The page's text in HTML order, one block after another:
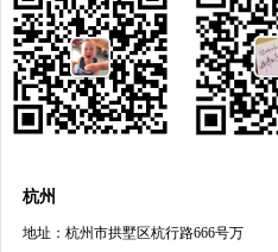
杭州
地址：杭州市拱墅区杭行路666号万